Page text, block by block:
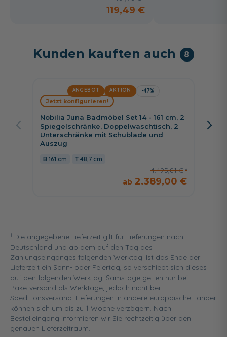
119,49 €
Kunden kauften auch 8
ANGEBOT AKTION -47%
Nobilia Juna Badmöbel Set 14 - 161 cm, 2
Spiegelschränke, Doppelwaschtisch, 2
Unterschränke mit Schublade und
Auszug
161 cm 48,7 cm
4.495,81 €
2.389,00 €
Jetzt konfigurieren!
1 Die angegebene Lieferzeit gilt für Lieferungen nach
Deutschland und ab dem auf den Tag des
Zahlungseinganges folgenden Werktag. Ist das Ende der
Lieferzeit ein Sonn- oder Feiertag, so verschiebt sich dieses
auf den folgenden Werktag. Samstage gelten nur bei
Paketversand als Werktage, jedoch nicht bei
Speditionsversand. Lieferungen in andere europäische Länder
können sich um bis zu 1 Woche verzögern. Nach
Bestelleingang informieren wir Sie rechtzeitig über den
genauen Lieferzeitraum.